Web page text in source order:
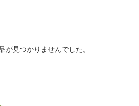
が見つかりませんでした。